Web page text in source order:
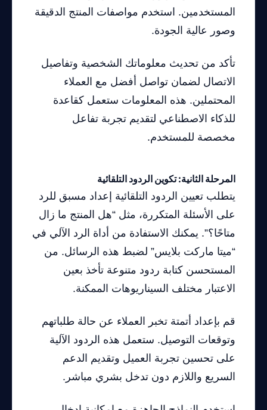
المستخدمين. استخدم مواصفات المنتج الدقيقة
وصور عالية الجودة.
تأكد من تحديث معلوماتك الشخصية وتفاصيل
الاتصال لضمان تواصل أفضل مع العملاء
المحتملين. هذه المعلومات ستعمل كقاعدة
للذكاء الاصطناعي لتقديم تجربة تفاعل
مخصصة للمستخدم.
المرحلة الثانية: تكوين الردود التلقائية
يتطلب تعيين الردود التلقائية إعداد مسبق للرد
على الأسئلة المتكررة، مثل “هل المنتج ما زال
متاحًا؟”. يمكنك الاستفادة من أداة الرد الآلي في
“ميتا ماركت بلايس” لضبط هذه الرسائل. من
المستحسن كتابة ردود متنوعة تأخذ بعين
الاعتبار مختلف السيناريوهات الممكنة.
قم بإعداد أتمتة تخبر العملاء عن حالة طلباتهم
وتوقعات التوصيل. ستعمل هذه الردود الآلية
على تحسين تجربة العميل وتقديم الدعم
السريع واللازم دون تدخل بشري مباشر.